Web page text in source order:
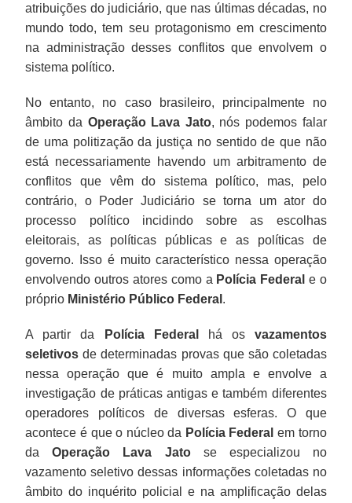
atribuições do judiciário, que nas últimas décadas, no
mundo todo, tem seu protagonismo em crescimento
na administração desses conflitos que envolvem o
sistema político.
No entanto, no caso brasileiro, principalmente no
âmbito da Operação Lava Jato, nós podemos falar
de uma politização da justiça no sentido de que não
está necessariamente havendo um arbitramento de
conflitos que vêm do sistema político, mas, pelo
contrário, o Poder Judiciário se torna um ator do
processo político incidindo sobre as escolhas
eleitorais, as políticas públicas e as políticas de
governo. Isso é muito característico nessa operação
envolvendo outros atores como a Polícia Federal e o
próprio Ministério Público Federal .
A partir da Polícia Federal há os vazamentos
seletivos de determinadas provas que são coletadas
nessa operação que é muito ampla e envolve a
investigação de práticas antigas e também diferentes
operadores políticos de diversas esferas. O que
acontece é que o núcleo da Polícia Federal em torno
daOperação Lava Jatose especializou no
vazamento seletivo dessas informações coletadas no
âmbito do inquérito policial e na amplificação delas